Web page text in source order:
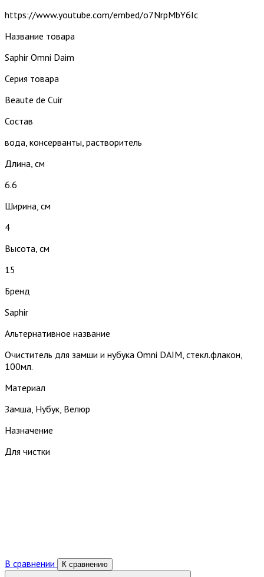
https://www.youtube.com/embed/o7NrpMbY6Ic
Название товара
Saphir Omni Daim
Серия товара
Beaute de Cuir
Состав
вода, консерванты, растворитель
Длина, см
6.6
Ширина, см
4
Высота, см
15
Бренд
Saphir
Альтернативное название
Очиститель для замши и нубука Omni DAIM, стекл.флакон,
100мл.
Материал
Замша, Нубук, Велюр
Назначение
Для чистки
В сравнении К сравнению